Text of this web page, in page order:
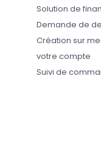
Solution de
Demande de
Création sur
votre compte
Suivi de